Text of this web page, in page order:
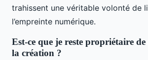
trahissent une véritable volonté de
l’empreinte numérique.
Est-ce que je reste propriétaire
la création ?